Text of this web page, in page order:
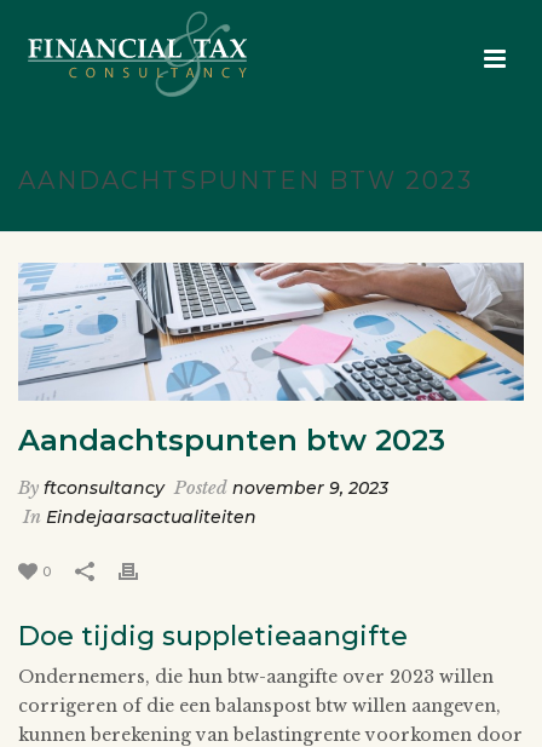
AANDACHTSPUNTEN BTW 2023
Aandachtspunten btw 2023
By ftconsultancy Posted november 9, 2023
In Eindejaarsactualiteiten
0
Doe tijdig suppletieaangifte
Ondernemers, die hun btw-aangifte over 2023 willen
corrigeren of die een balanspost btw willen aangeven,
kunnen berekening van belastingrente voorkomen door